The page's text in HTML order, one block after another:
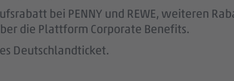
bei PENNY und REWE, weiteren
die Plattform Corporate Benefits.
Deutschlandticket.